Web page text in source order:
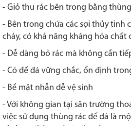
- Giỏ thu rác bên trong bằng
- Bên trong chứa các sợi thủy tinh
cháy, có khả năng kháng hóa chất
- Dễ dàng bỏ rác mà không cần
- Có đế đá vững chắc, ổn định
- Bề mặt nhẵn dễ vệ sinh
- Với không gian tại sân trường
việc sử dụng thùng rác đế đá là